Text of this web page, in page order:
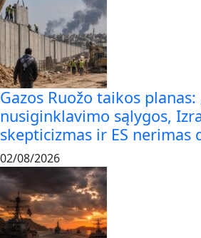
Gazos Ruožo taikos planas:
nusiginklavimo sąlygos,
skepticizmas ir ES nerimas
02/08/2026